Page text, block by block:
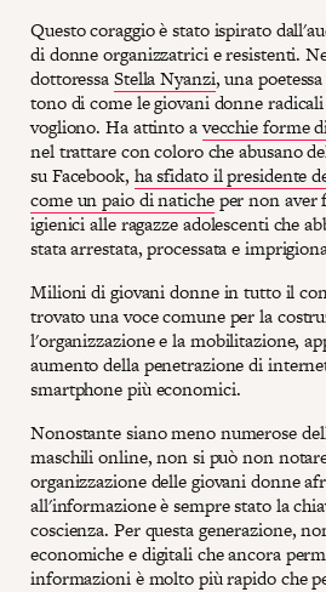
Questo coraggio è stato ispirato
di donne organizzatrici e resistenti.
dottoressaStella Nyanzi, una
tono di come le giovani donne radicali
vogliono. Ha attinto avecchie forme
nel trattare con coloro che abusano
su Facebook, ha sfidato il presidente
come un paio di naticheper non aver
igienici alle ragazze adolescenti che
stata arrestata, processata e
Milioni di giovani donne in tutto il
trovato una voce comune per la
l'organizzazione e la mobilitazione,
aumento della penetrazione di
smartphone più economici.
Nonostante siano meno numerose
maschili online, non si può non
organizzazione delle giovani donne
all'informazione è sempre stato la
coscienza. Per questa generazione,
economiche e digitali che ancora
informazioni è molto più rapido che